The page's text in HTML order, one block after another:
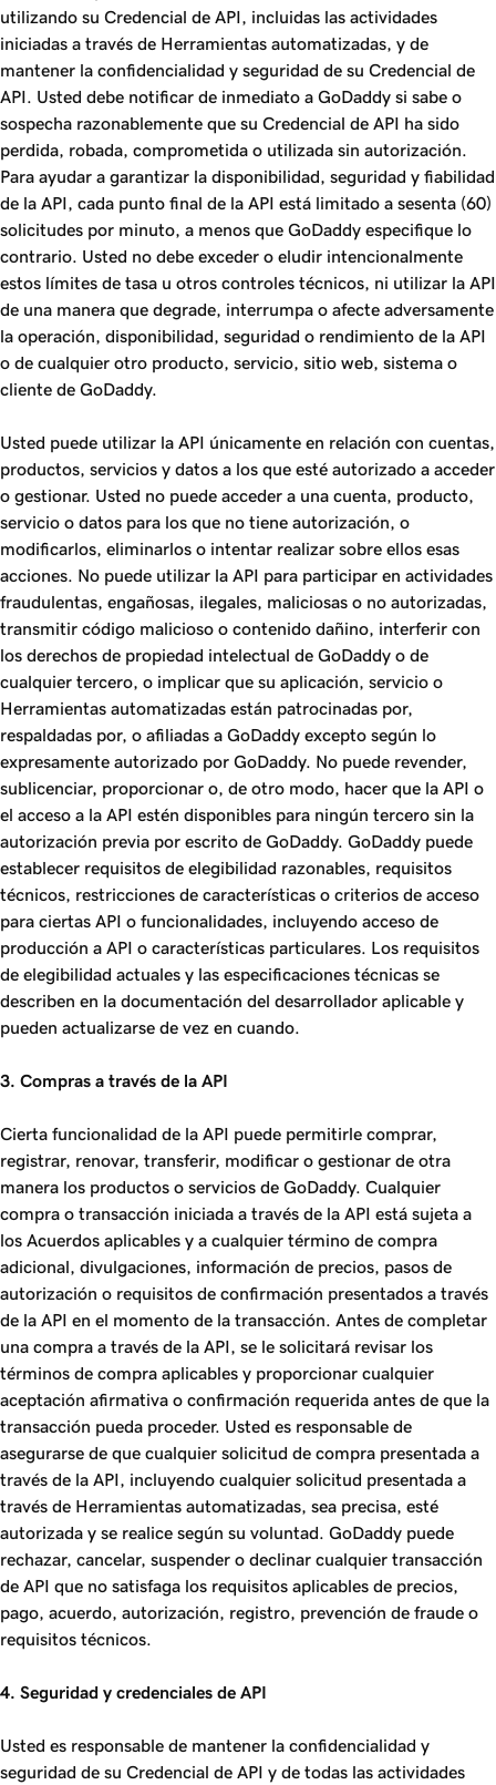
utilizando su Credencial de API, incluidas las actividades
iniciadas a través de Herramientas automatizadas, y de
mantener la confidencialidad y seguridad de su Credencial de
API. Usted debe notificar de inmediato a GoDaddy si sabe o
sospecha razonablemente que su Credencial de API ha sido
perdida, robada, comprometida o utilizada sin autorización.
Para ayudar a garantizar la disponibilidad, seguridad y fiabilidad
de la API, cada punto final de la API está limitado a sesenta (60)
solicitudes por minuto, a menos que GoDaddy especifique lo
contrario. Usted no debe exceder o eludir intencionalmente
estos límites de tasa u otros controles técnicos, ni utilizar la API
de una manera que degrade, interrumpa o afecte adversamente
la operación, disponibilidad, seguridad o rendimiento de la API
o de cualquier otro producto, servicio, sitio web, sistema o
cliente de GoDaddy.
Usted puede utilizar la API únicamente en relación con cuentas,
productos, servicios y datos a los que esté autorizado a acceder
o gestionar. Usted no puede acceder a una cuenta, producto,
servicio o datos para los que no tiene autorización, o
modificarlos, eliminarlos o intentar realizar sobre ellos esas
acciones. No puede utilizar la API para participar en actividades
fraudulentas, engañosas, ilegales, maliciosas o no autorizadas,
transmitir código malicioso o contenido dañino, interferir con
los derechos de propiedad intelectual de GoDaddy o de
cualquier tercero, o implicar que su aplicación, servicio o
Herramientas automatizadas están patrocinadas por,
respaldadas por, o afiliadas a GoDaddy excepto según lo
expresamente autorizado por GoDaddy. No puede revender,
sublicenciar, proporcionar o, de otro modo, hacer que la API o
el acceso a la API estén disponibles para ningún tercero sin la
autorización previa por escrito de GoDaddy. GoDaddy puede
establecer requisitos de elegibilidad razonables, requisitos
técnicos, restricciones de características o criterios de acceso
para ciertas API o funcionalidades, incluyendo acceso de
producción a API o características particulares. Los requisitos
de elegibilidad actuales y las especificaciones técnicas se
describen en la documentación del desarrollador aplicable y
pueden actualizarse de vez en cuando.
3. Compras a través de la API
Cierta funcionalidad de la API puede permitirle comprar,
registrar, renovar, transferir, modificar o gestionar de otra
manera los productos o servicios de GoDaddy. Cualquier
compra o transacción iniciada a través de la API está sujeta a
los Acuerdos aplicables y a cualquier término de compra
adicional, divulgaciones, información de precios, pasos de
autorización o requisitos de confirmación presentados a través
de la API en el momento de la transacción. Antes de completar
una compra a través de la API, se le solicitará revisar los
términos de compra aplicables y proporcionar cualquier
aceptación afirmativa o confirmación requerida antes de que la
transacción pueda proceder. Usted es responsable de
asegurarse de que cualquier solicitud de compra presentada a
través de la API, incluyendo cualquier solicitud presentada a
través de Herramientas automatizadas, sea precisa, esté
autorizada y se realice según su voluntad. GoDaddy puede
rechazar, cancelar, suspender o declinar cualquier transacción
de API que no satisfaga los requisitos aplicables de precios,
pago, acuerdo, autorización, registro, prevención de fraude o
requisitos técnicos.
4. Seguridad y credenciales de API
Usted es responsable de mantener la confidencialidad y
seguridad de su Credencial de API y de todas las actividades